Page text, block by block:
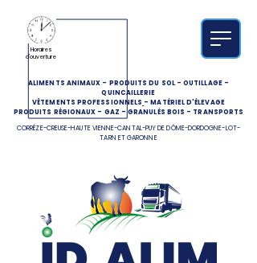
ALIMENTS ANIMAUX - PRODUITS DU SOL-OUTILLAGE-
QUINCAILLERIE
VÊTEMENTS PROFESSIONNELS -MATÉRIEL D'ÉLEVAGE
PRODUITS RÉGIONAUX - GAZ -GRANULÉS BOIS - TRANSPORTS
CORRÈZE-CREUSE-HAUTE VIENNE-CANTAL-PUY DE DÔME-DORDOGNE-LOT-
TARN ET GARONNE
Horaires
d'ouverture